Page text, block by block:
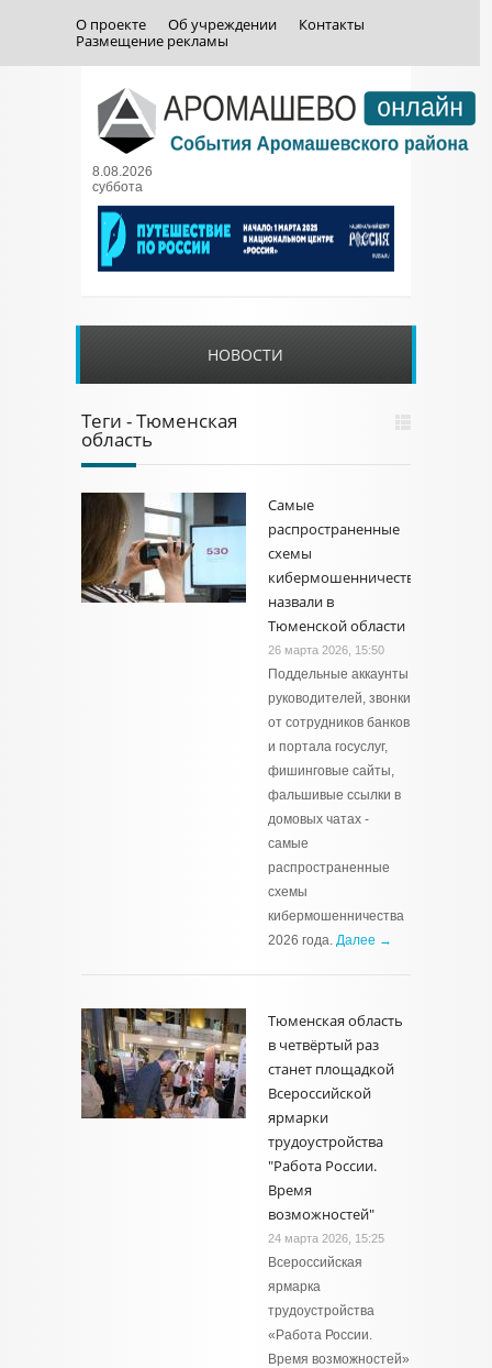
О проекте Об учреждении
Контакты
Размещение рекламы
8.08.2026
суббота
НОВОСТИ
Теги - Тюменская
область
Самые
распространенные
схемы
кибермошенничества
назвали в
Тюменской области
26 марта 2026, 15:50
Поддельные аккаунты
руководителей, звонки
от сотрудников банков
и портала госуслуг,
фишинговые сайты,
фальшивые ссылки в
домовых чатах -
самые
распространенные
схемы
кибермошенничества
2026 года. Далее →
Тюменская область
в четвёртый раз
станет площадкой
Всероссийской
ярмарки
трудоустройства
"Работа России.
Время
возможностей"
24 марта 2026, 15:25
Всероссийская
ярмарка
трудоустройства
«Работа России.
Время возможностей»